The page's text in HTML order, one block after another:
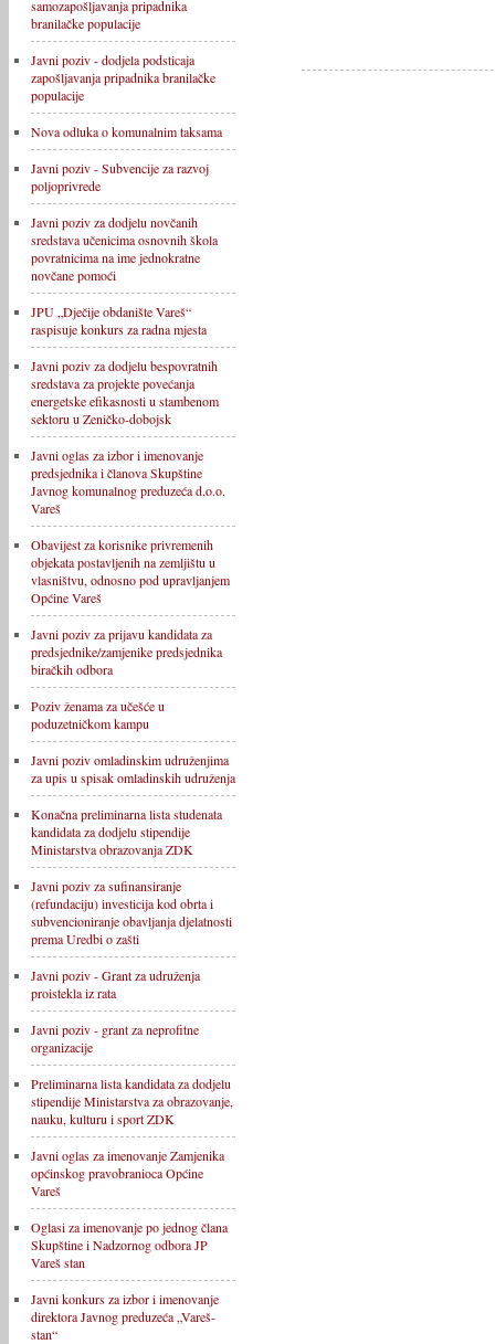
samozapošljavanja pripadnika
branilačke populacije
Javni poziv - dodjela podsticaja
zapošljavanja pripadnika branilačke
populacije
Nova odluka o komunalnim taksama
Javni poziv - Subvencije za razvoj
poljoprivrede
Javni poziv za dodjelu novčanih
sredstava učenicima osnovnih škola
povratnicima na ime jednokratne
novčane pomoći
JPU „Dječije obdanište Vareš“
raspisuje konkurs za radna mjesta
Javni poziv za dodjelu bespovratnih
sredstava za projekte povećanja
energetske efikasnosti u stambenom
sektoru u Zeničko-dobojsk
Javni oglas za izbor i imenovanje
predsjednika i članova Skupštine
Javnog komunalnog preduzeća d.o.o.
Vareš
Obavijest za korisnike privremenih
objekata postavljenih na zemljištu u
vlasništvu, odnosno pod upravljanjem
Općine Vareš
Javni poziv za prijavu kandidata za
predsjednike/zamjenike predsjednika
biračkih odbora
Poziv ženama za učešće u
poduzetničkom kampu
Javni poziv omladinskim udruženjima
za upis u spisak omladinskih udruženja
Konačna preliminarna lista studenata
kandidata za dodjelu stipendije
Ministarstva obrazovanja ZDK
Javni poziv za sufinansiranje
(refundaciju) investicija kod obrta i
subvencioniranje obavljanja djelatnosti
prema Uredbi o zašti
Javni poziv - Grant za udruženja
proistekla iz rata
Javni poziv - grant za neprofitne
organizacije
Preliminarna lista kandidata za dodjelu
stipendije Ministarstva za obrazovanje,
nauku, kulturu i sport ZDK
Javni oglas za imenovanje Zamjenika
općinskog pravobranioca Općine
Vareš
Oglasi za imenovanje po jednog člana
Skupštine i Nadzornog odbora JP
Vareš stan
Javni konkurs za izbor i imenovanje
direktora Javnog preduzeća „Vareš-
stan“